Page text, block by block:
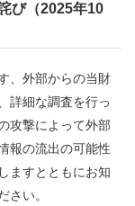
び（2025年10
、外部からの当財
詳細な調査を行っ
攻撃によって外部
報の流出の可能性
ますとともにお知
さい。